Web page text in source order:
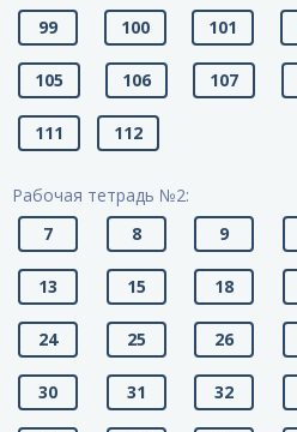
99 100 101
105 106 107
111 112
Рабочая тетрадь №2:
7
8 9
13 15 18
24 25 26
30 31 32